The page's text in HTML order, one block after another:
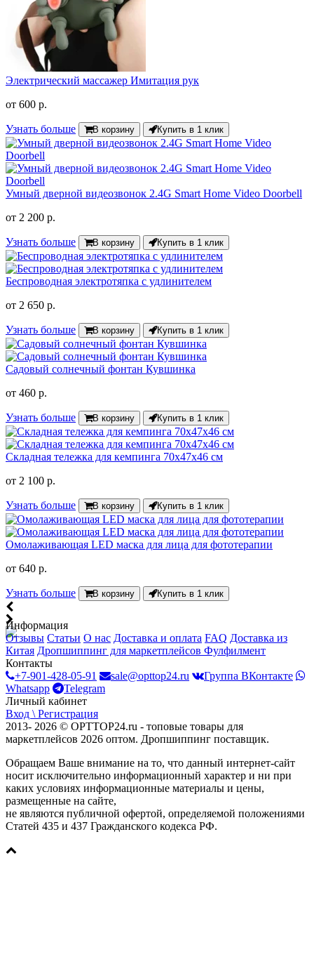
Электрический массажер Имитация рук
от 600 р.
Узнать больше В корзину Купить в 1 клик
Умный дверной видеозвонок 2.4G Smart Home Video Doorbell
от 2 200 р.
Узнать больше В корзину Купить в 1 клик
Беспроводная электротяпка с удлинителем
от 2 650 р.
Узнать больше В корзину Купить в 1 клик
Садовый солнечный фонтан Кувшинка
от 460 р.
Узнать больше В корзину Купить в 1 клик
Складная тележка для кемпинга 70х47х46 см
от 2 100 р.
Узнать больше В корзину Купить в 1 клик
Омолаживающая LED маска для лица для фототерапии
от 640 р.
Узнать больше В корзину Купить в 1 клик
Информация
Отзывы Статьи О нас Доставка и оплата FAQ Доставка из
Китая Дропшиппинг для маркетплейсов Фулфилмент
Контакты
+7-901-428-05-91
sale@opttop24.ru
Группа ВКонтакте
Whatsapp
Telegram
Личный кабинет
Вход \ Регистрация
2013- 2026 © OPTTOP24.ru - топовые товары для
маркетплейсов 2026 оптом. Дропшиппинг поставщик.
Обращаем Ваше внимание на то, что данный интернет-сайт
носит исключительно информационный характер и ни при
каких условиях информационные материалы и цены,
размещенные на сайте,
не являются публичной офертой, определяемой положениями
Статей 435 и 437 Гражданского кодекса РФ.